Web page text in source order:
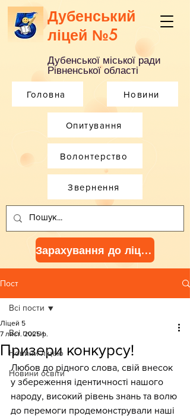
Дубенський
ліцей №5
Дубенської міської ради
Рівненської області
Головна Новини
Опитування
Зарахування до ліцею
Волонтерство
Звернення
Пост
Всі пости
Новини ліцею
Новини освіти
Всі пости
Призери конкурсу!
Ліцей 5
7 лист. 2025 р.
Любов до рідного слова, свій внесок
у збереження ідентичності нашого
народу, високий рівень знань та волю
до перемоги продемонстрували наші